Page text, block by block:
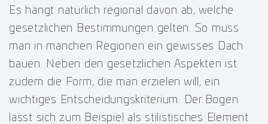
Es hängt natürlich regional davon ab, welche
gesetzlichen Bestimmungen gelten. So muss
man in manchen Regionen ein gewisses Dach
bauen. Neben den gesetzlichen Aspekten ist
zudem die Form, die man erzielen will, ein
wichtiges Entscheidungskriterium. Der Bogen
lässt sich zum Beispiel als stilistisches Element